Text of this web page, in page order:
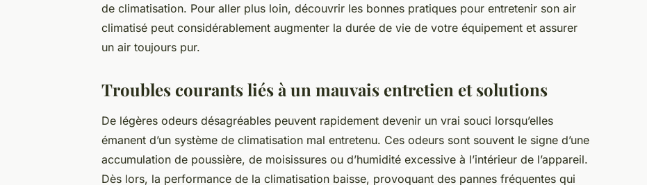
de climatisation. Pour aller plus loin, découvrir les bonnes pratiques pour entretenir son air
climatisé peut considérablement augmenter la durée de vie de votre équipement et assurer
un air toujours pur.
Troubles courants liés à un mauvais entretien et solutions
De légères odeurs désagréables peuvent rapidement devenir un vrai souci lorsqu’elles
émanent d’un système de climatisation mal entretenu. Ces odeurs sont souvent le signe d’une
accumulation de poussière, de moisissures ou d’humidité excessive à l’intérieur de l’appareil.
Dès lors, la performance de la climatisation baisse, provoquant des pannes fréquentes qui